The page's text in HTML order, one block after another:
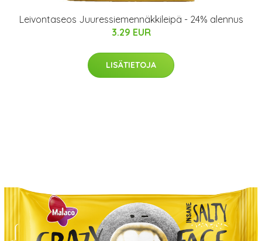
Leivontaseos Juuressiemennäkkileipä - 24% alennus
3.29 EUR
LISÄTIETOJA